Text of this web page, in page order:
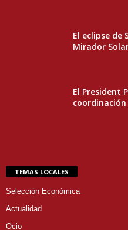
El eclipse de
Mirador
El President
TEMAS LOCALES
Selección Económica
Actualidad
Ocio